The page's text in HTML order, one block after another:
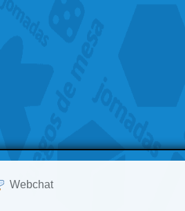
Webchat